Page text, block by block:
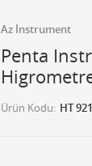
Az İnstrument
Penta
Ürün Kodu HT